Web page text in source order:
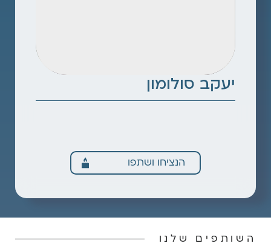
יעקב סולומון
הנציחו ושתפו
השותפים שלנו